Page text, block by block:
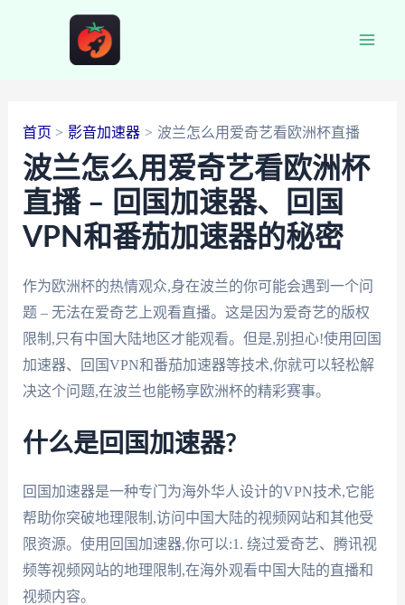
首页 影音加速器 波兰怎么用爱奇艺看欧洲杯直播
波兰怎么用爱奇艺看欧洲杯
直播 – 回国加速器、回国
VPN和番茄加速器的秘密
作为欧洲杯的热情观众,身在波兰的你可能会遇到一个问
题 – 无法在爱奇艺上观看直播。这是因为爱奇艺的版权
限制,只有中国大陆地区才能观看。但是,别担心!使用回国
加速器、回国VPN和番茄加速器等技术,你就可以轻松解
决这个问题,在波兰也能畅享欧洲杯的精彩赛事。
什么是回国加速器?
回国加速器是一种专门为海外华人设计的VPN技术,它能
帮助你突破地理限制,访问中国大陆的视频网站和其他受
限资源。使用回国加速器,你可以:1. 绕过爱奇艺、腾讯视
频等视频网站的地理限制,在海外观看中国大陆的直播和
视频内容。